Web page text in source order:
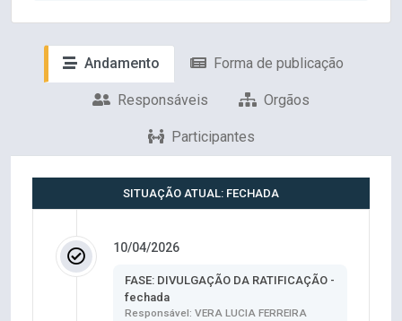
Andamento Forma de publicação
Responsáveis Orgãos
Participantes
SITUAÇÃO ATUAL: FECHADA
10/04/2026
FASE: DIVULGAÇÃO DA RATIFICAÇÃO -
fechada
Responsável: VERA LUCIA FERREIRA